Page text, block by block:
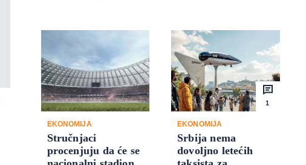
EKONOMIJA
Stručnjaci
procenjuju da će se
1
EKONOMIJA
Srbija nema
dovoljno letećih